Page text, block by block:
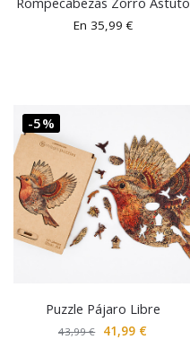
En 35,99€
-5%
Puzzle Pájaro Libre
43,99€ 41,99 €